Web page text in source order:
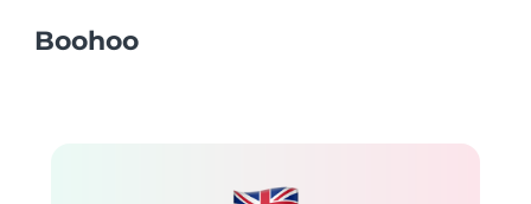
Boohoo